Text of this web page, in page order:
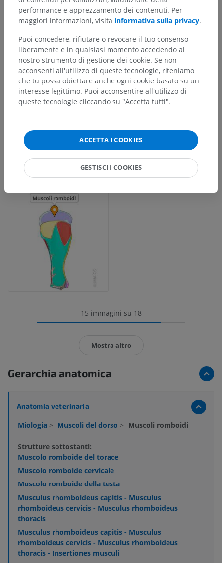
15 immagini su 18
Mostra altro
Gerarchia anatomica
Anatomia veterinaria
Miologia > Muscoli del dorso > Muscoli romboidi
Strutture sottostanti:
Muscolo romboide del torace
Muscolo romboide cervicale
Muscolo romboide della testa
Musculus rhomboideus capitis - Musculus
rhomboideus cervicis - Musculus rhomboideus
thoracis
Musculus rhomboideus capitis - Musculus
rhomboideus cervicis - Musculus rhomboideus
thoracis - Insertiones musculi
performance e apprezzamento dei contenuti. Per
maggiori informazioni, visita informativa sulla privacy.
Puoi concedere, rifiutare o revocare il tuo consenso
liberamente e in qualsiasi momento accedendo al
nostro strumento di gestione dei cookie. Se non
acconsenti all'utilizzo di queste tecnologie, riteniamo
che tu possa obiettare anche ogni cookie basato su un
interesse legittimo. Puoi acconsentire all'utilizzo di
queste tecnologie cliccando su "Accetta tutti".
ACCETTA I COOKIES
GESTISCI I COOKIES